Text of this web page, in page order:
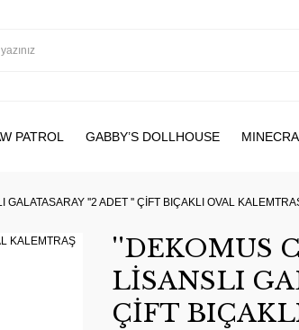
PATROL GABBY’S DOLLHOUSE
''2 ADET '' ÇİFT BIÇAKLI OVAL
''DEKOMUS
LİSANSLI
ÇİFT